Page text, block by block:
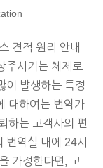
견적 원리 안내
주시키는 체제로
이 발생하는 특정
대하여는 번역가
하는 고객사의 편
번역실 내에 24시
가정한다면, 고